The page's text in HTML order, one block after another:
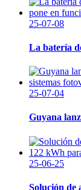
25-07-08
La batería
25-07-04
Guyana
25-06-25
Solución de